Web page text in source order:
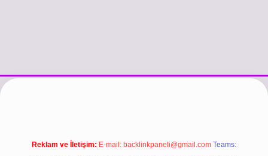
betci.cobetci girişhiltonbet güncel giriş
Reklam ve İletişim: E-mail: backlinkpaneli@gmail.com Teams: